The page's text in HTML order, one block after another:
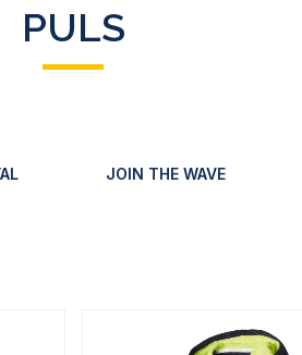
PULS
JOIN THE WAVE